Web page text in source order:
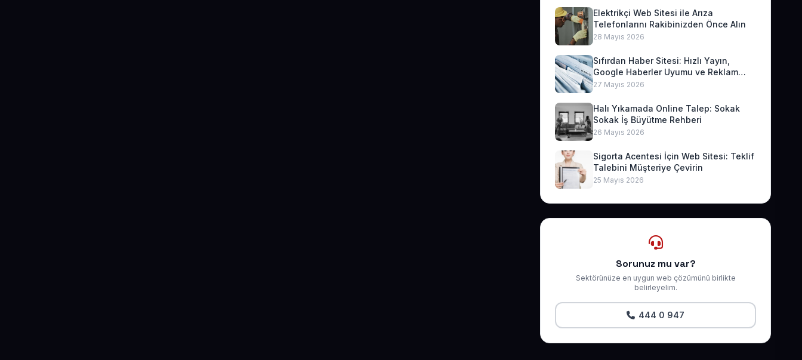
Elektrikçi Web Sitesi ile Arıza
Telefonlarını Rakibinizden Önce Alın
28 Mayıs 2026
Sıfırdan Haber Sitesi: Hızlı Yayın,
Google Haberler Uyumu ve Reklam
Geliri
27 Mayıs 2026
Halı Yıkamada Online Talep: Sokak
Sokak İş Büyütme Rehberi
26 Mayıs 2026
Sigorta Acentesi İçin Web Sitesi: Teklif
Talebini Müşteriye Çevirin
25 Mayıs 2026
Sorunuz mu var?
Sektörünüze en uygun web çözümünü birlikte
belirleyelim.
444 0 947